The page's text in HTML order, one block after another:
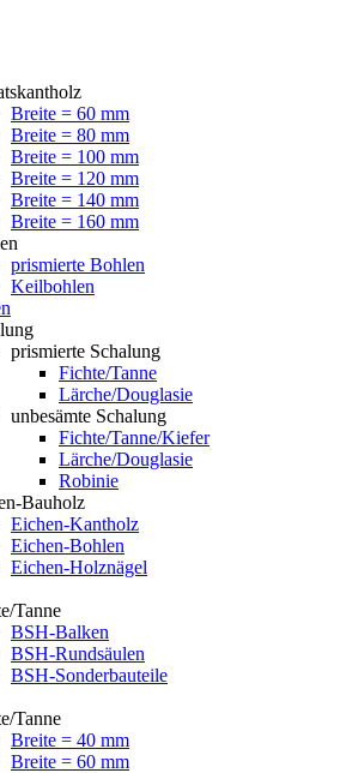
Breite = 60 mm
Breite = 80 mm
Breite = 100 mm
Breite = 120 mm
Breite = 140 mm
Breite = 160 mm
prismierte Bohlen
Keilbohlen
prismierte Schalung
Fichte/Tanne
Lärche/Douglasie
unbesämte Schalung
Fichte/Tanne/Kiefer
Lärche/Douglasie
Robinie
Bauholz
Eichen-Kantholz
Eichen-Bohlen
Eichen-Holznägel
Tanne
BSH-Balken
BSH-Rundsäulen
BSH-Sonderbauteile
Tanne
Breite = 40 mm
Breite = 60 mm